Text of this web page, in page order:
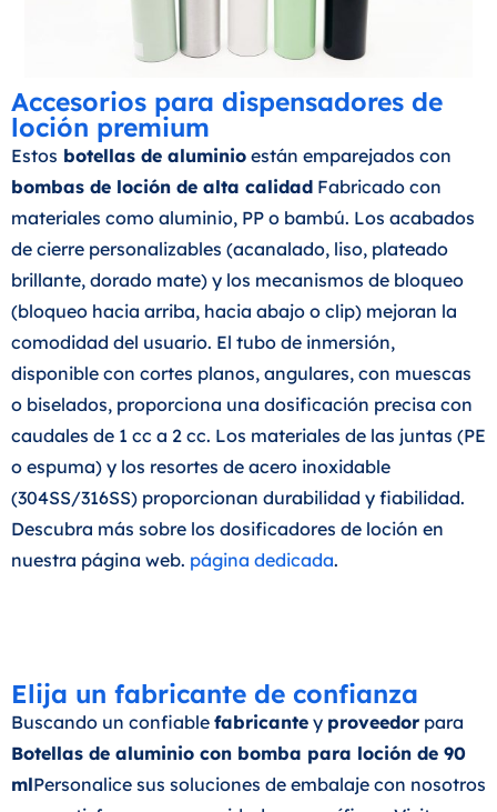
Accesorios para dispensadores de
loción premium
Estos botellas de aluminio están emparejados con
bombas de loción de alta calidad Fabricado con
materiales como aluminio, PP o bambú. Los acabados
de cierre personalizables (acanalado, liso, plateado
brillante, dorado mate) y los mecanismos de bloqueo
(bloqueo hacia arriba, hacia abajo o clip) mejoran la
comodidad del usuario. El tubo de inmersión,
disponible con cortes planos, angulares, con muescas
o biselados, proporciona una dosificación precisa con
caudales de 1 cc a 2 cc. Los materiales de las juntas (PE
o espuma) y los resortes de acero inoxidable
(304SS/316SS) proporcionan durabilidad y fiabilidad.
Descubra más sobre los dosificadores de loción en
nuestra página web. página dedicada.
Elija un fabricante de confianza
Buscando un confiable fabricante y proveedor para
Botellas de aluminio con bomba para loción de 90
mlPersonalice sus soluciones de embalaje con nosotros